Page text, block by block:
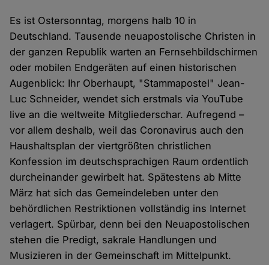
Es ist Ostersonntag, morgens halb 10 in
Deutschland. Tausende neuapostolische Christen in
der ganzen Republik warten an Fernsehbildschirmen
oder mobilen Endgeräten auf einen historischen
Augenblick: Ihr Oberhaupt, "Stammapostel" Jean-
Luc Schneider, wendet sich erstmals via YouTube
live an die weltweite Mitgliederschar. Aufregend –
vor allem deshalb, weil das Coronavirus auch den
Haushaltsplan der viertgrößten christlichen
Konfession im deutschsprachigen Raum ordentlich
durcheinander gewirbelt hat. Spätestens ab Mitte
März hat sich das Gemeindeleben unter den
behördlichen Restriktionen vollständig ins Internet
verlagert. Spürbar, denn bei den Neuapostolischen
stehen die Predigt, sakrale Handlungen und
Musizieren in der Gemeinschaft im Mittelpunkt.